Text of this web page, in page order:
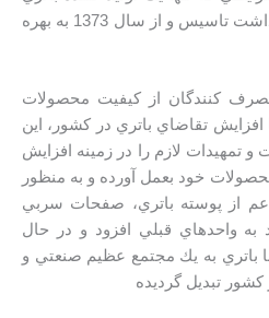
خودرو دولتي در كشور وجود داشت تاسیس و از سال 1373 به بهره
كنندگان از كيفيت محصولات
افزايش تقاضاي باتري در كشور، اين
تمهيدات لازم را در زمينه افزايش
خود بعمل آورده و به منظور
از پوسته باتري، صفحات سربي
به واحدهاي قبلي افزود و در حال
باتري به يك مجتمع عظيم صنعتي و
کشور تبديل گرديده